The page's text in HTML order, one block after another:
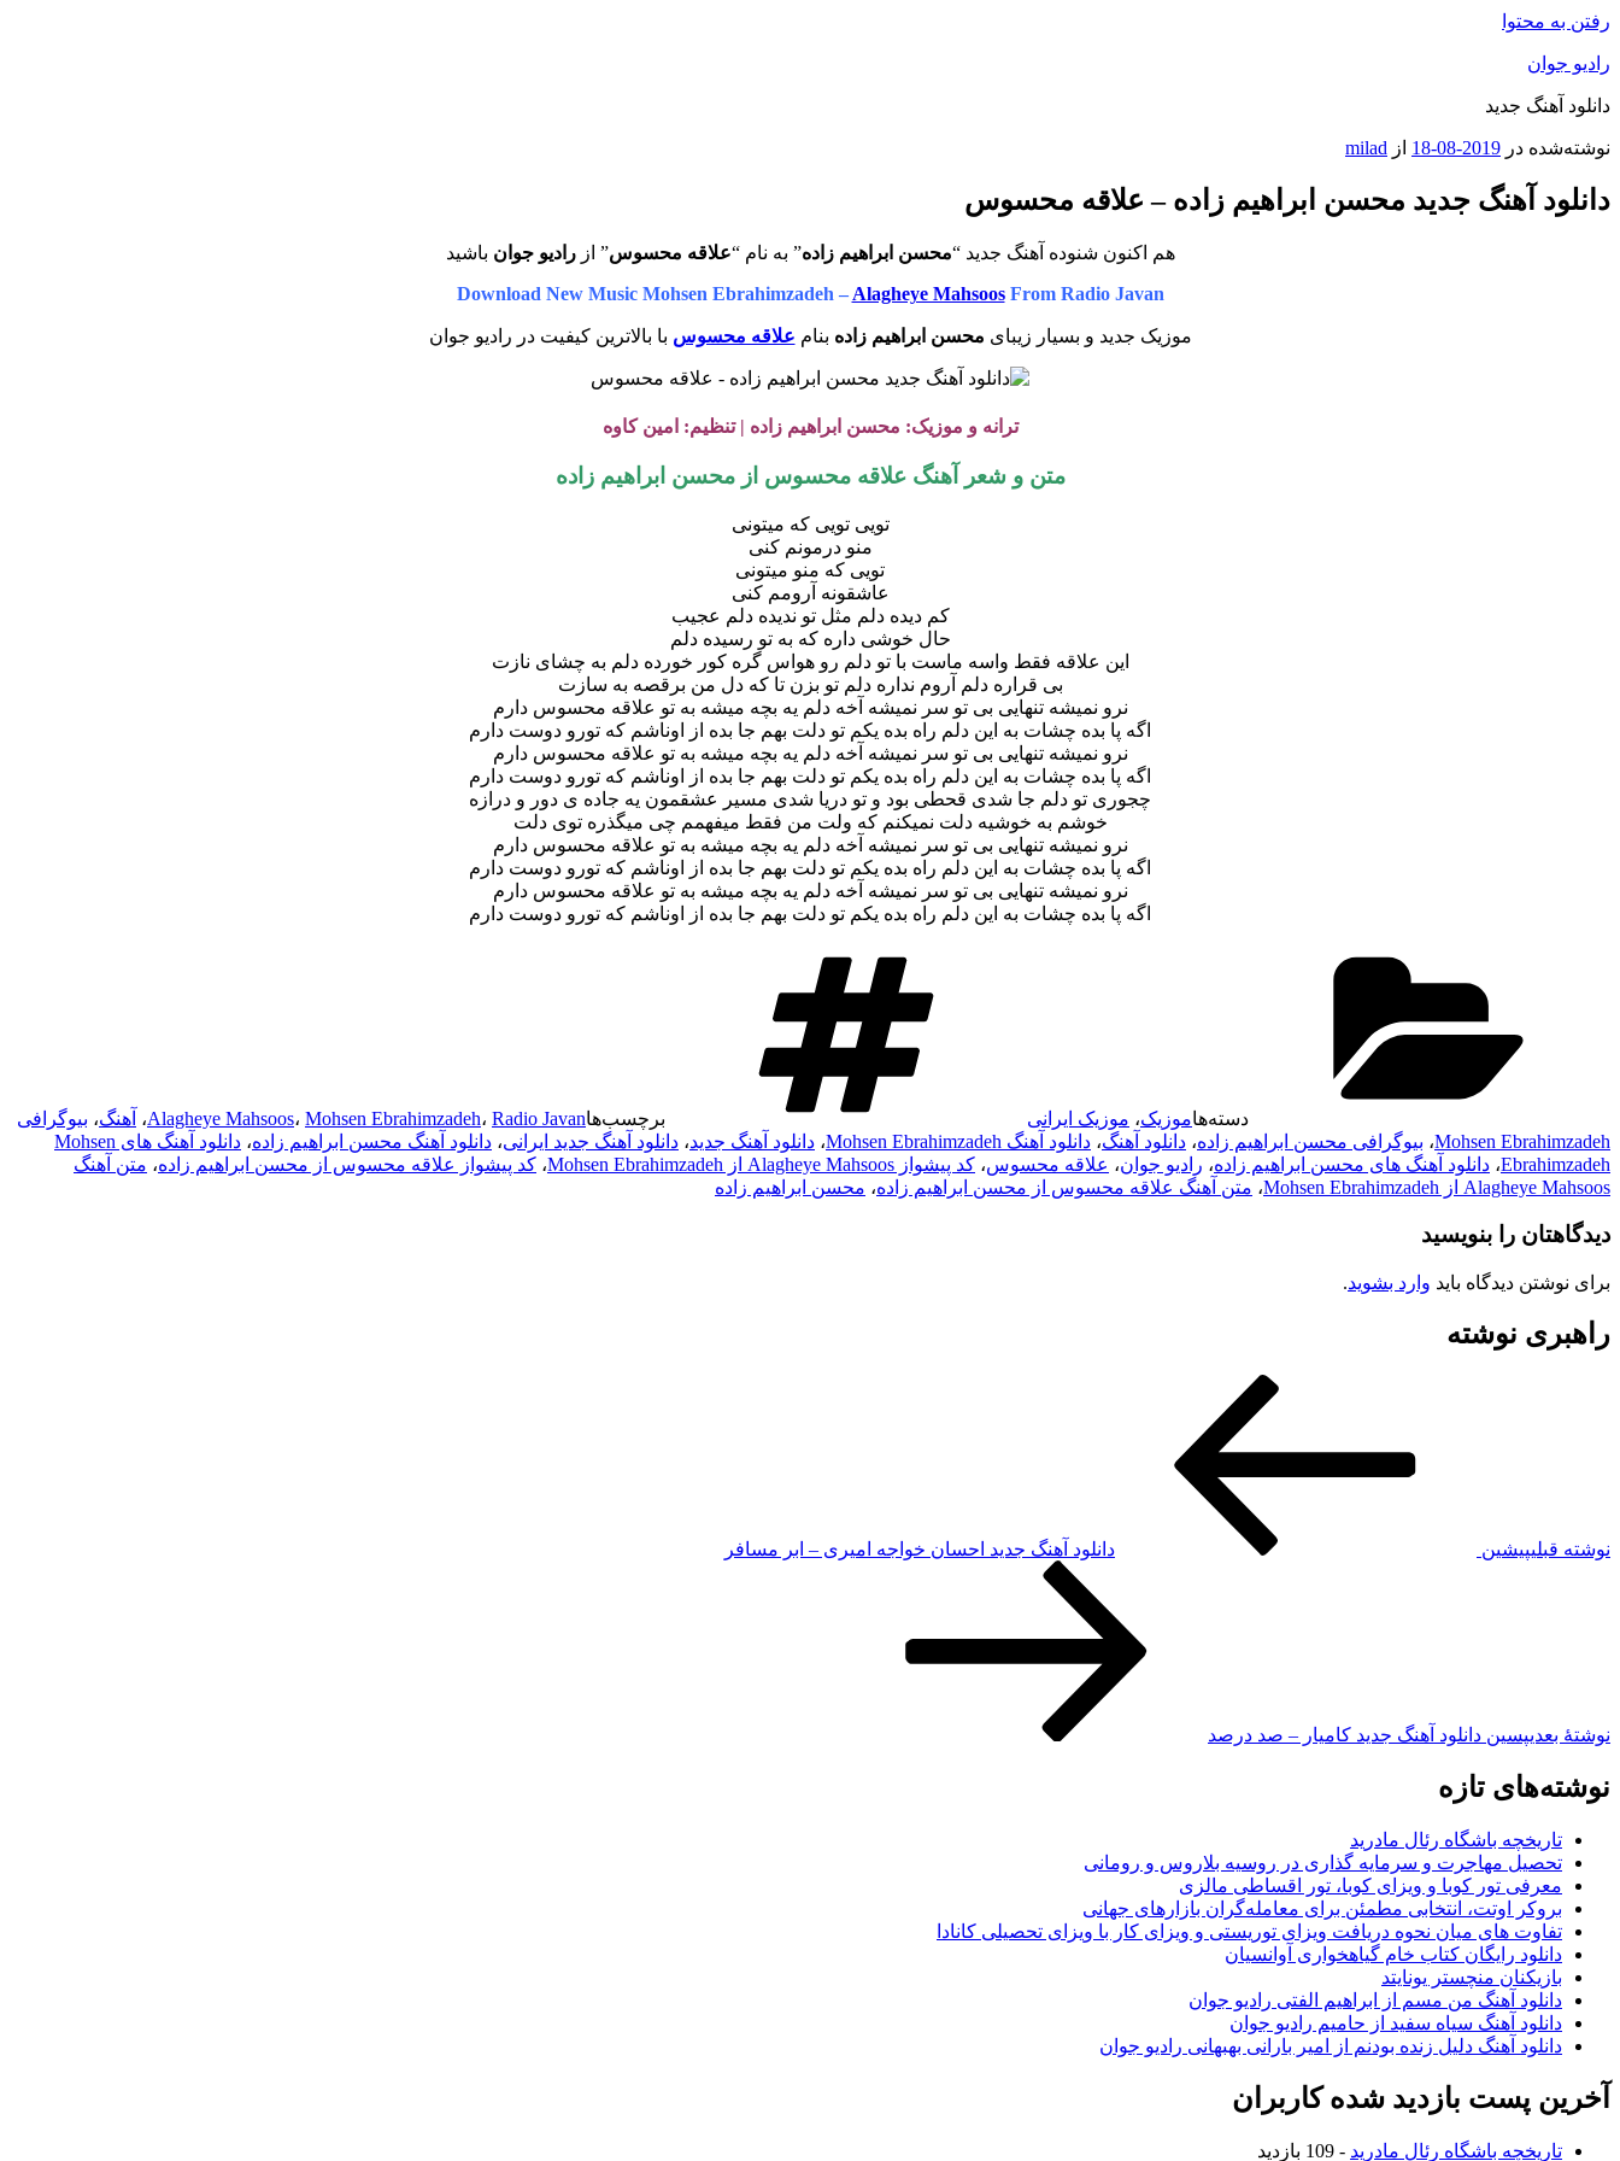
رفتن به محتوا
رادیو جوان
دانلود آهنگ جدید
نوشته‌شده در 2019-08-18 از milad
دانلود آهنگ جدید محسن ابراهیم زاده – علاقه محسوس
هم اکنون شنوده آهنگ جدید “محسن ابراهیم زاده” به نام “علاقه محسوس” ازرادیو جوان باشید
Download New Music Mohsen Ebrahimzadeh – Alagheye MahsoosFrom Radio Javan
موزیک جدید و بسیار زیبای محسن ابراهیم زاده بنام علاقه محسوس با بالاترین کیفیت در رادیو جوان
ترانه و موزیک: محسن ابراهیم زاده | تنظیم: امین کاوه
متن و شعر آهنگ علاقه محسوس ازمحسن ابراهیم زاده
تویی تویی که میتونی
منو درمونم کنی
تویی که منو میتونی
عاشقونه آرومم کنی
کم دیده دلم مثل تو ندیده دلم عجیب
حال خوشی داره که به تو رسیده دلم
این علاقه فقط واسه ماست با تو دلم رو هواس گره کور خورده دلم به چشای نازت
بی قراره دلم آروم نداره دلم تو بزن تا که دل من برقصه به سازت
نرو نمیشه تنهایی بی تو سر نمیشه آخه دلم یه بچه میشه به تو علاقه محسوس دارم
اگه پا بده چشات به این دلم راه بده یکم تو دلت بهم جا بده از اوناشم که تورو دوست دارم
نرو نمیشه تنهایی بی تو سر نمیشه آخه دلم یه بچه میشه به تو علاقه محسوس دارم
اگه پا بده چشات به این دلم راه بده یکم تو دلت بهم جا بده از اوناشم که تورو دوست دارم
چجوری تو دلم جا شدی قحطی بود و تو دریا شدی مسیر عشقمون یه جاده ی دور و درازه
خوشم به خوشیه دلت نمیکنم که ولت من فقط میفهمم چی میگذره توی دلت
نرو نمیشه تنهایی بی تو سر نمیشه آخه دلم یه بچه میشه به تو علاقه محسوس دارم
اگه پا بده چشات به این دلم راه بده یکم تو دلت بهم جا بده از اوناشم که تورو دوست دارم
نرو نمیشه تنهایی بی تو سر نمیشه آخه دلم یه بچه میشه به تو علاقه محسوس دارم
اگه پا بده چشات به این دلم راه بده یکم تو دلت بهم جا بده از اوناشم که تورو دوست دارم
دسته‌هاموزیک، موزیک ایرانی برچسب‌ها Alagheye Mahsoos، Mohsen Ebrahimzadeh، Radio Javan ، آهنگ، بیوگرافی
Mohsen Ebrahimzadeh، بیوگرافی محسن ابراهیم زاده، دانلود آهنگ، دانلود آهنگ Mohsen Ebrahimzadeh ، دانلود آهنگ جدید، دانلود آهنگ جدید ایرانی، دانلود آهنگ محسن ابراهیم زاده،
دانلود آهنگ های Mohsen
Ebrahimzadeh، دانلود آهنگ های محسن ابراهیم زاده، رادیو جوان، علاقه محسوس، کد پیشواز Alagheye Mahsoos از Mohsen Ebrahimzadeh ، کد پیشواز علاقه محسوس از محسن ابراهیم زاده، متن آهنگ
Alagheye Mahsoos از Mohsen Ebrahimzadeh
، متن آهنگ علاقه محسوس از محسن ابراهیم زاده، محسن ابراهیم زاده
دیدگاهتان را بنویسید
برای نوشتن دیدگاه باید وارد بشوید.
راهبری نوشته
نوشته قبلیپیشین دانلود آهنگ جدید احسان خواجه امیری – ابر مسافر
نوشته‌ٔ بعدیپسین دانلود آهنگ جدید کامیار – صد درصد
نوشته‌های تازه
تاریخچه باشگاه رئال مادرید
تحصیل مهاجرت و سرمایه گذاری در روسیه بلاروس و رومانی
معرفی تور کوبا و ویزای کوبا، تور اقساطی مالزی
بروکر اوتت، انتخابی مطمئن برای معامله‌گران بازارهای جهانی
تفاوت های میان نحوه دریافت ویزای توریستی و ویزای کار با ویزای تحصیلی کانادا
دانلود رایگان کتاب خام گیاهخواری آوانسیان
بازیکنان منچستر یونایتد
دانلود آهنگ من مسم از ابراهیم الفتی رادیو جوان
دانلود آهنگ سیاه سفید از حامیم رادیو جوان
دانلود آهنگ دلیل زنده بودنم از امیر بارانی بهبهانی رادیو جوان
آخرین پست بازدید شده کاربران
تاریخچه باشگاه رئال مادرید - 109 بازدید